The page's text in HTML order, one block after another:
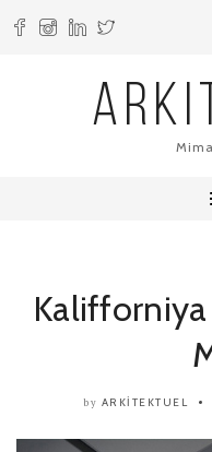
by ARKITEKTUEL